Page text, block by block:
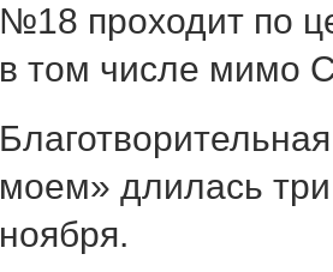
№18 проходит по
в том числе мимо
моем» длилась
ноября.